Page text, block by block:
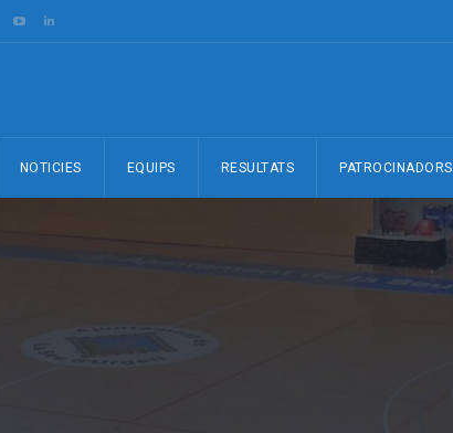
NOTICIES EQUIPS RESULTATS PATROCINADORS